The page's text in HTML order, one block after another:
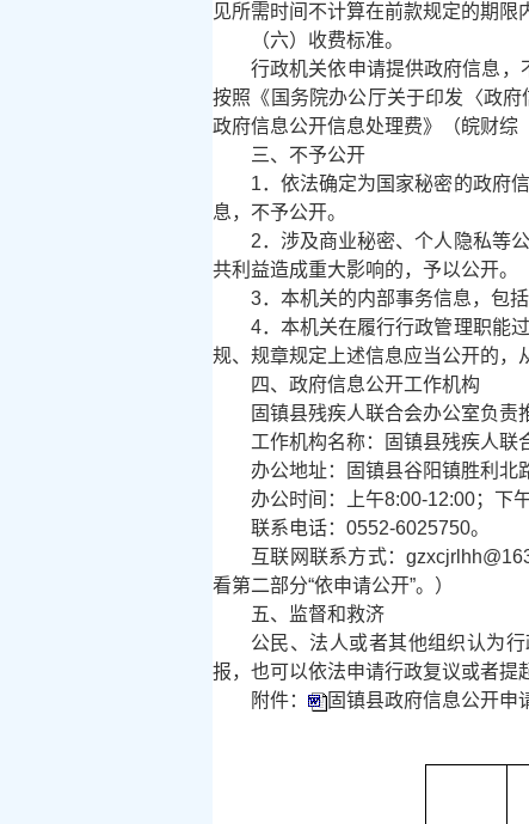
见所需时间不计算在前款规定的期限
（六）收费标准。
行政机关依申请提供政府信息
按照《国务院办公厅关于印发〈政
政府信息公开信息处理费》（皖财综
三、不予公开
1．依法确定为国家秘密的政府
息，不予公开。
2．涉及商业秘密、个人隐私等
共利益造成重大影响的，予以公开。
3．本机关的内部事务信息，包
4．本机关在履行行政管理职能
规、规章规定上述信息应当公开的，
四、政府信息公开工作机构
固镇县残疾人联合会办公室负责
工作机构名称：固镇县残疾人联
办公地址：固镇县谷阳镇胜利北
办公时间：上午8:00-12:00；下
联系电话：0552-6025750。
互联网联系方式：
看第二部分“依申请公开”。）
五、监督和救济
公民、法人或者其他组织认为
报，也可以依法申请行政复议或者提
附件：
固镇县政府信息公开申